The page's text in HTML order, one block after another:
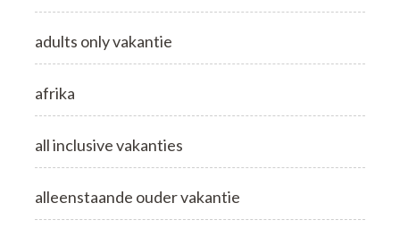
adults only vakantie
afrika
all inclusive vakanties
alleenstaande ouder vakantie